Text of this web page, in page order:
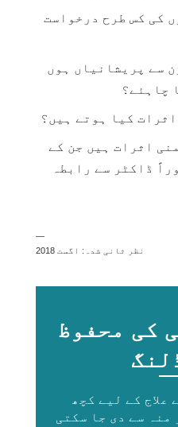
کی کس طرح درخواست
سے پریشانیاں ہوں
چاہئے؟
کیا ہوتے ہیں؟
اثرات ہیں جن کے
ڈاکٹر سے رابطہ
—
نظر ثانی شدہ: اگست 2018
کی محفوظ
علاج کے لیے کچھ
منہ سے دی جا سکتی